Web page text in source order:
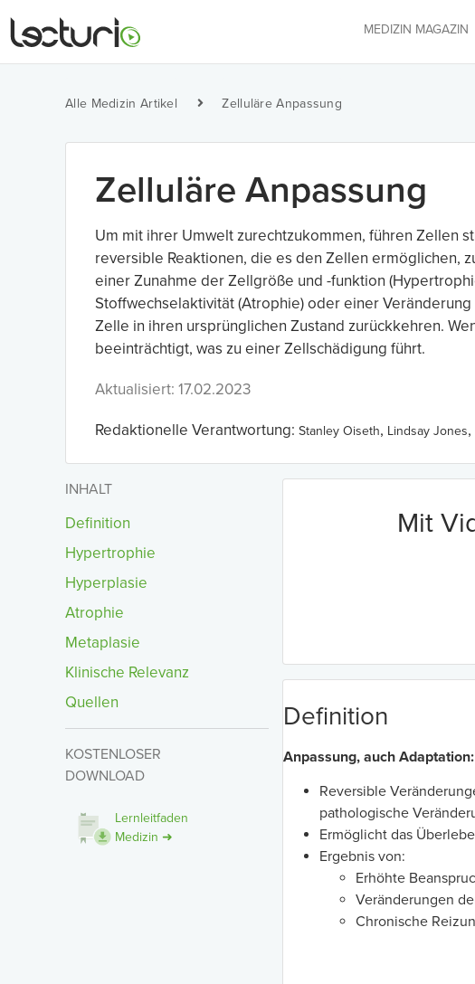
MEDIZIN MAGAZIN
Alle Medizin Artikel Zelluläre Anpassung
Zelluläre Anpassung
Um mit ihrer Umwelt zurechtzukommen, führen Zellen
reversible Reaktionen, die es den Zellen ermöglichen,
einer Zunahme der Zellgröße und -funktion
Stoffwechselaktivität (Atrophie) oder einer
Zelle in ihren ursprünglichen Zustand zurückkehren.
beeinträchtigt, was zu einer Zellschädigung führt.
Aktualisiert: 17.02.2023
Redaktionelle Verantwortung: Stanley Oiseth, Lindsay Jones,
INHALT
Definition
Hypertrophie
Hyperplasie
Atrophie
Metaplasie
Klinische Relevanz
Quellen
KOSTENLOSER
DOWNLOAD
Lernleitfaden
Medizin ➜
Mit
Definition
Anpassung, auch Adaptation:
Reversible
pathologische
Ermöglicht das
Ergebnis von:
Erhöhte
Veränderungen
Chronische